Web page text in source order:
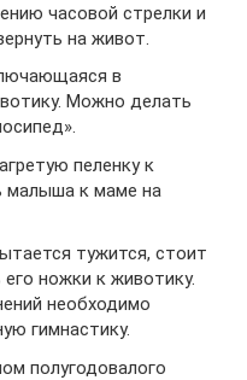
часовой стрелки и
на живот.
в
Можно делать
пеленку к
малыша к маме на
тужится, стоит
ножки к животику.
необходимо
гимнастику.
полугодовалого